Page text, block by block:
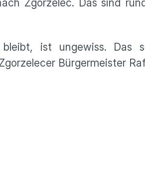
Zgorzelec. Das sind
ist ungewiss. Das
Bürgermeister